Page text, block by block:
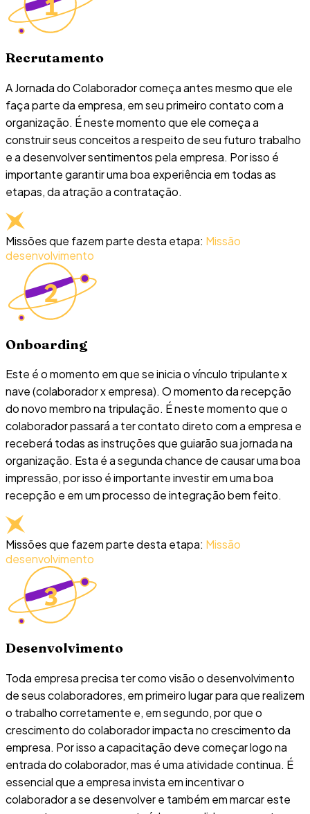
Recrutamento
A Jornada do Colaborador começa antes mesmo que ele
faça parte da empresa, em seu primeiro contato com a
organização. É neste momento que ele começa a
construir seus conceitos a respeito de seu futuro trabalho
e a desenvolver sentimentos pela empresa. Por isso é
importante garantir uma boa experiência em todas as
etapas, da atração a contratação.
Missões que fazem parte desta etapa: Missão
desenvolvimento
Onboarding
Este é o momento em que se inicia o vínculo tripulante x
nave (colaborador x empresa). O momento da recepção
do novo membro na tripulação. É neste momento que o
colaborador passará a ter contato direto com a empresa e
receberá todas as instruções que guiarão sua jornada na
organização. Esta é a segunda chance de causar uma boa
impressão, por isso é importante investir em uma boa
recepção e em um processo de integração bem feito.
Missões que fazem parte desta etapa: Missão
desenvolvimento
Desenvolvimento
Toda empresa precisa ter como visão o desenvolvimento
de seus colaboradores, em primeiro lugar para que realizem
o trabalho corretamente e, em segundo, por que o
crescimento do colaborador impacta no crescimento da
empresa. Por isso a capacitação deve começar logo na
entrada do colaborador, mas é uma atividade continua. É
essencial que a empresa invista em incentivar o
colaborador a se desenvolver e também em marcar este